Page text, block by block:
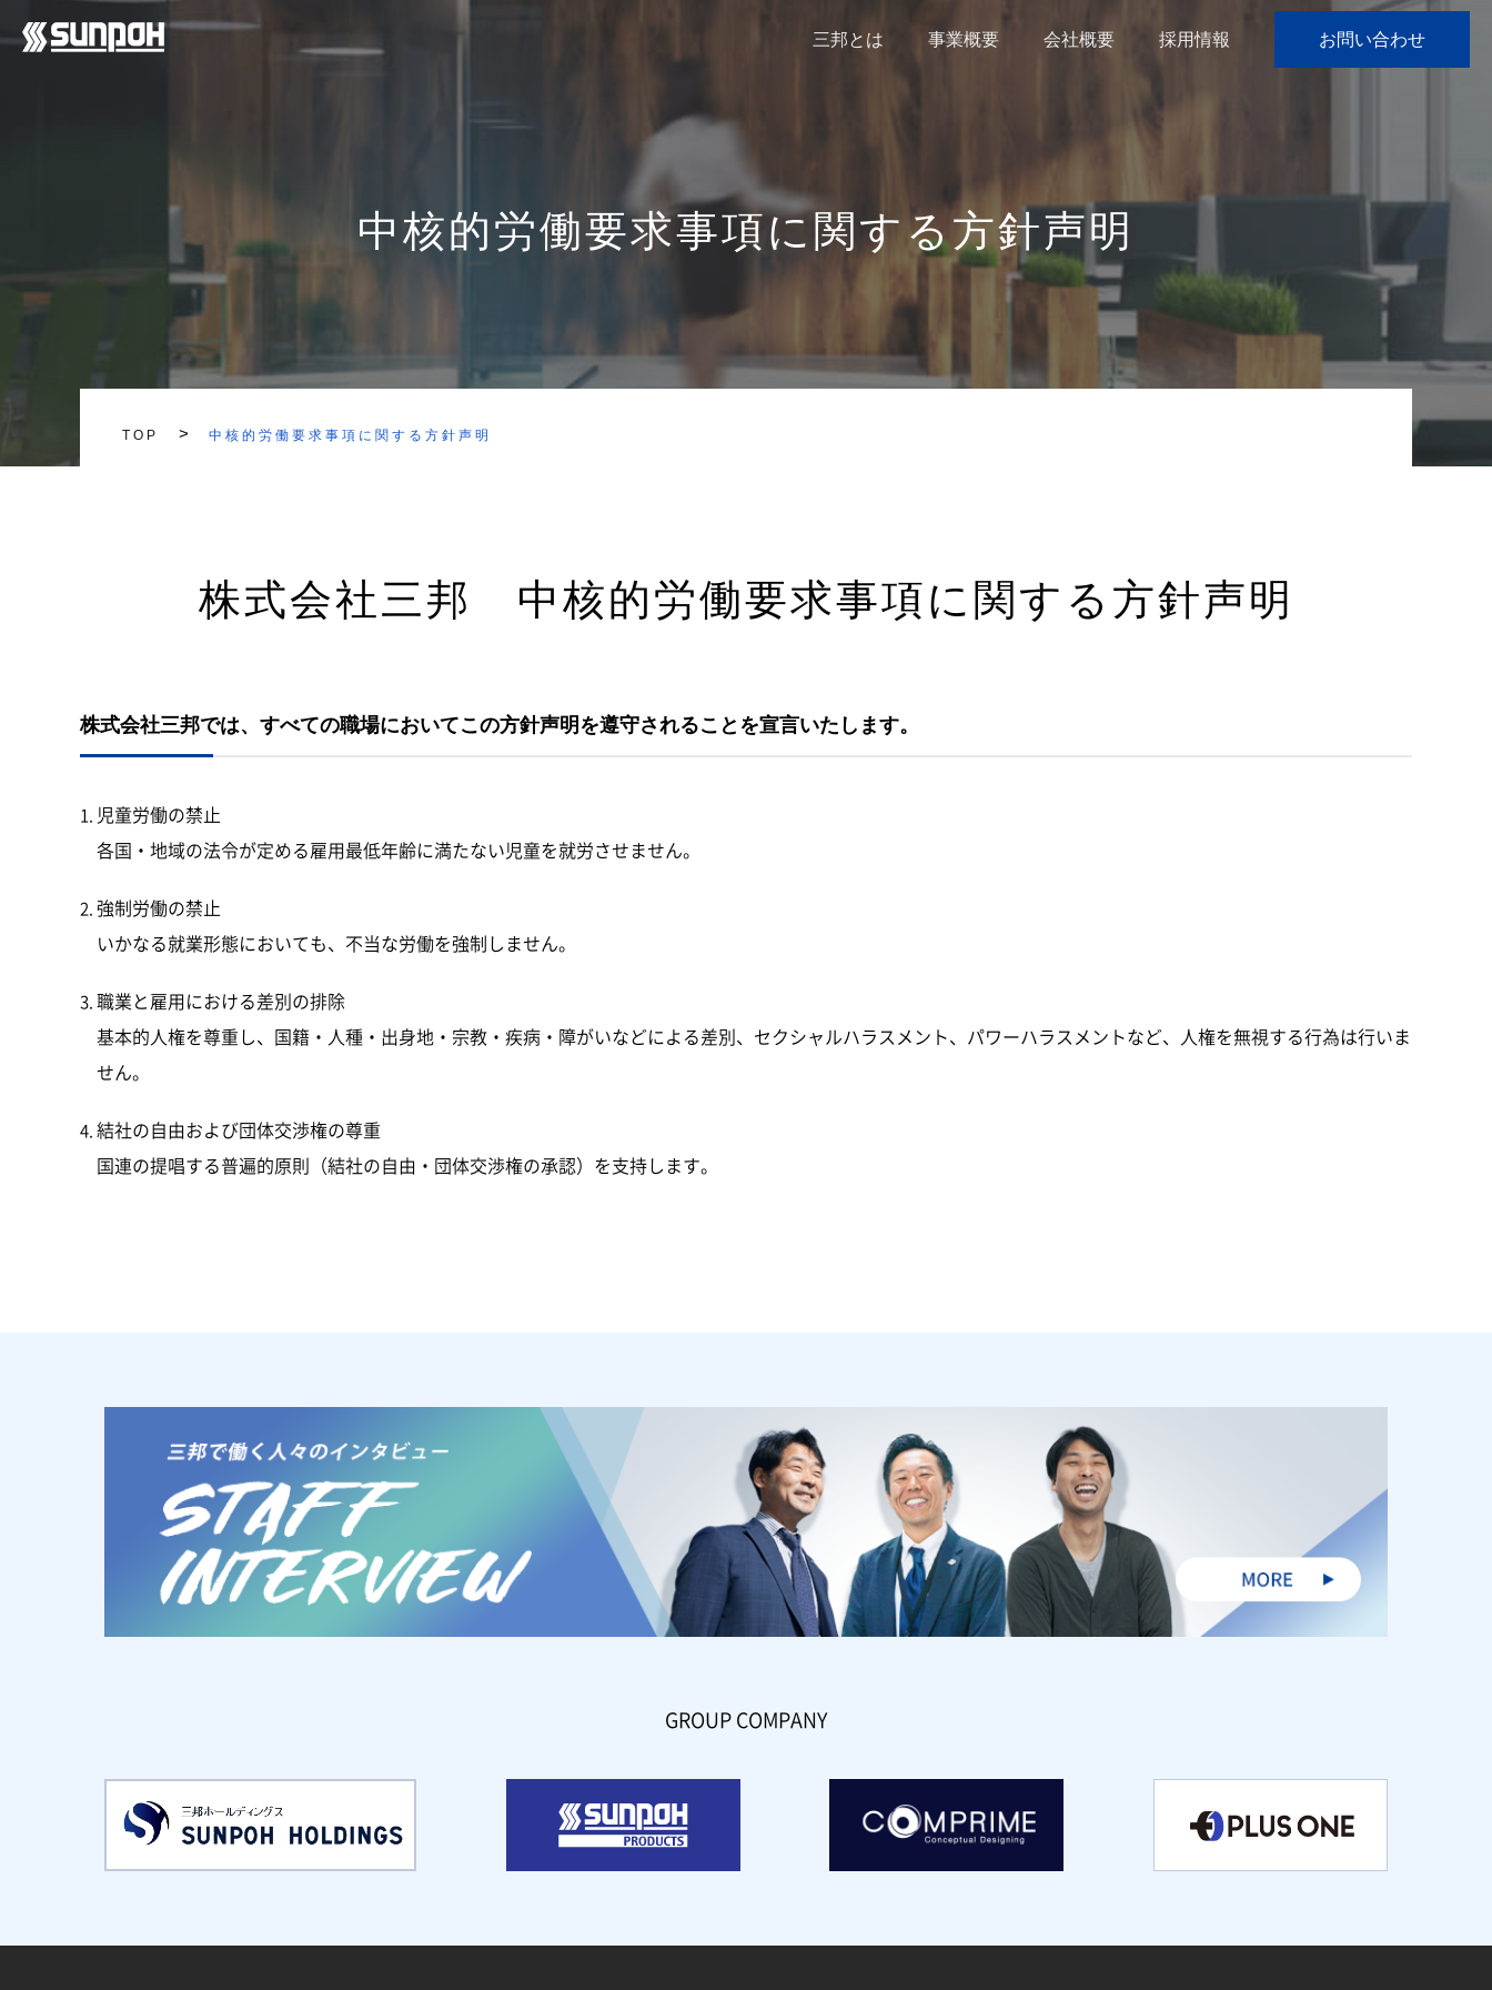
三邦とは 事業概要 会社概要 採用情報 お問い合わせ
中核的労働要求事項に関する方針声明
TOP > 中核的労働要求事項に関する方針声明
株式会社三邦 中核的労働要求事項に関する方針声明
株式会社三邦では、すべての職場においてこの方針声明を遵守されることを宣言いたします。
児童労働の禁止
各国・地域の法令が定める雇用最低年齢に満たない児童を就労させません。
強制労働の禁止
いかなる就業形態においても、不当な労働を強制しません。
職業と雇用における差別の排除
基本的人権を尊重し、国籍・人種・出身地・宗教・疾病・障がいなどによる差別、セクシャルハラスメント、パワーハラスメントなど、人権を無視する行為は行いま
せん。
結社の自由および団体交渉権の尊重
国連の提唱する普遍的原則（結社の自由・団体交渉権の承認）を支持します。
GROUP COMPANY